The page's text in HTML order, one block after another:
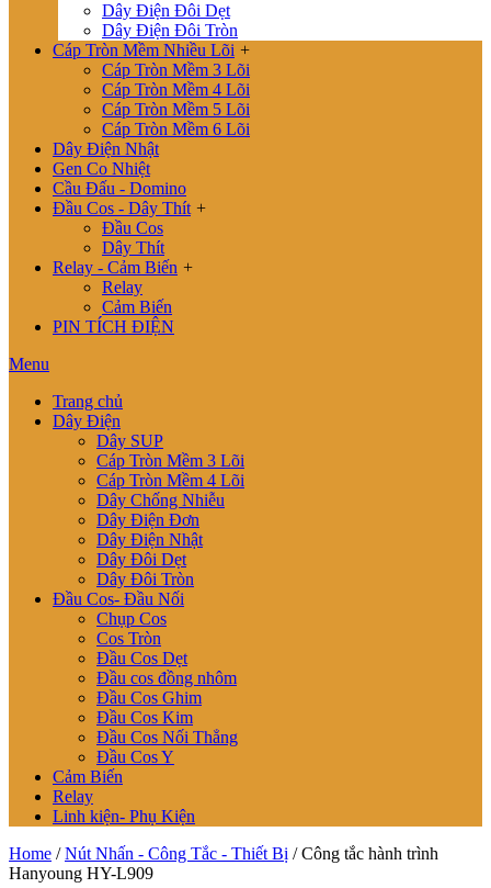
Dây Điện Đôi Dẹt
Dây Điện Đôi Tròn
Cáp Tròn Mềm Nhiều Lõi +
Cáp Tròn Mềm 3 Lõi
Cáp Tròn Mềm 4 Lõi
Cáp Tròn Mềm 5 Lõi
Cáp Tròn Mềm 6 Lõi
Dây Điện Nhật
Gen Co Nhiệt
Cầu Đấu - Domino
Đầu Cos - Dây Thít +
Đầu Cos
Dây Thít
Relay - Cảm Biến +
Relay
Cảm Biến
PIN TÍCH ĐIỆN
Menu
Trang chủ
Dây Điện
Dây SUP
Cáp Tròn Mềm 3 Lõi
Cáp Tròn Mềm 4 Lõi
Dây Chống Nhiễu
Dây Điện Đơn
Dây Điện Nhật
Dây Đôi Dẹt
Dây Đôi Tròn
Đầu Cos- Đầu Nối
Chụp Cos
Cos Tròn
Đầu Cos Dẹt
Đầu cos đồng nhôm
Đầu Cos Ghim
Đầu Cos Kim
Đầu Cos Nối Thẳng
Đầu Cos Y
Cảm Biến
Relay
Linh kiện- Phụ Kiện
Home /Nút Nhấn - Công Tắc - Thiết Bị / Công tắc hành trình
Hanyoung HY-L909